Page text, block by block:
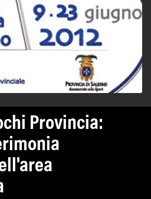
Provincia: